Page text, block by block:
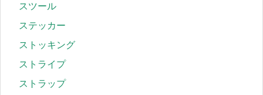
スツール
ステッカー
ストッキング
ストライプ
ストラップ